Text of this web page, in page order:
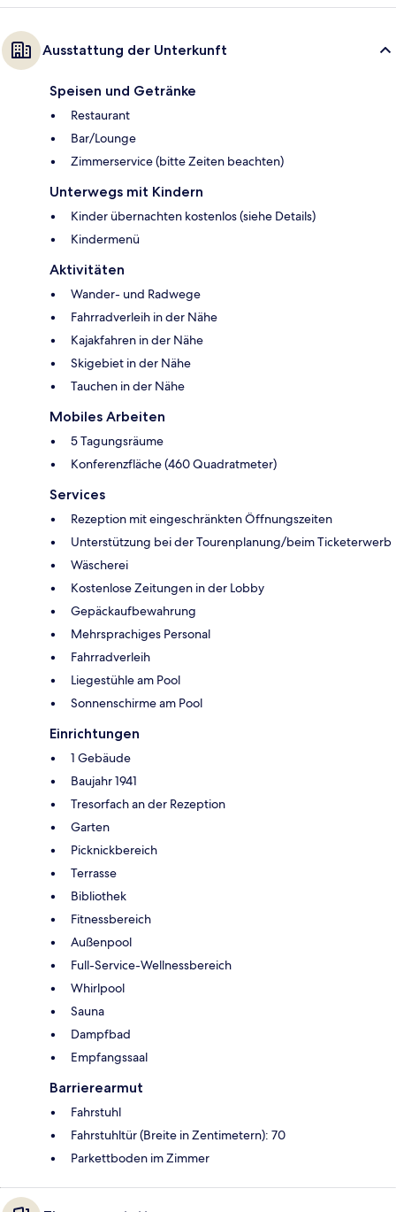
Ausstattung der Unterkunft
Speisen und Getränke
Restaurant
Bar/Lounge
Zimmerservice (bitte Zeiten beachten)
Unterwegs mit Kindern
Kinder übernachten kostenlos (siehe Details)
Kindermenü
Aktivitäten
Wander- und Radwege
Fahrradverleih in der Nähe
Kajakfahren in der Nähe
Skigebiet in der Nähe
Tauchen in der Nähe
Mobiles Arbeiten
5 Tagungsräume
Konferenzfläche (460 Quadratmeter)
Services
Rezeption mit eingeschränkten Öffnungszeiten
Unterstützung bei der Tourenplanung/beim Ticketerwerb
Wäscherei
Kostenlose Zeitungen in der Lobby
Gepäckaufbewahrung
Mehrsprachiges Personal
Fahrradverleih
Liegestühle am Pool
Sonnenschirme am Pool
Einrichtungen
1 Gebäude
Baujahr 1941
Tresorfach an der Rezeption
Garten
Picknickbereich
Terrasse
Bibliothek
Fitnessbereich
Außenpool
Full-Service-Wellnessbereich
Whirlpool
Sauna
Dampfbad
Empfangssaal
Barrierearmut
Fahrstuhl
Fahrstuhltür (Breite in Zentimetern): 70
Parkettboden im Zimmer